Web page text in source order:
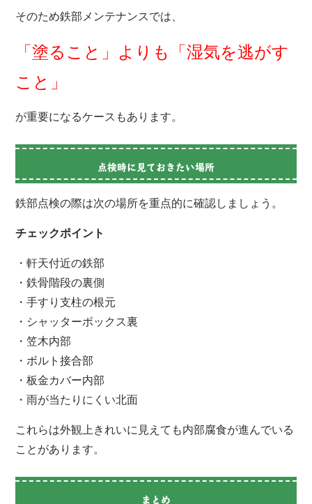
そのため鉄部メンテナンスでは、
「塗ること」よりも「湿気を逃がす
こと」
が重要になるケースもあります。
点検時に見ておきたい場所
鉄部点検の際は次の場所を重点的に確認しましょう。
チェックポイント
・軒天付近の鉄部
・鉄骨階段の裏側
・手すり支柱の根元
・シャッターボックス裏
・笠木内部
・ボルト接合部
・板金カバー内部
・雨が当たりにくい北面
これらは外観上きれいに見えても内部腐食が進んでいる
ことがあります。
まとめ